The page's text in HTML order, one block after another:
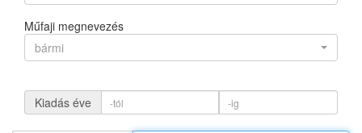
Műfaji megnevezés
bármi
Kiadás éve